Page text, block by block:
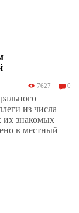
7627 0
из числа
их знакомых
в местный